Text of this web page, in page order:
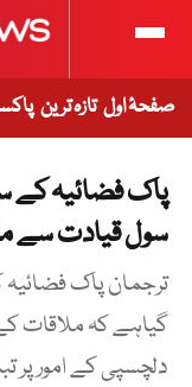
صفحۂ اول تازہ ترین
پاک فضائیہ کے
سول قیادت سے
ترجمان پاک
گیاہے کہ ملاقات کے
دلچسپی کے امورپر